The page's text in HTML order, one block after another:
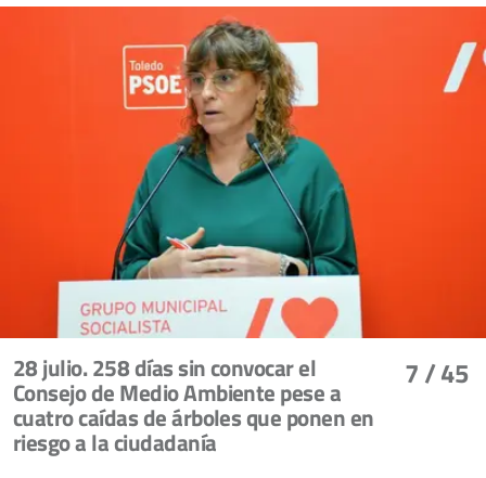
7/ 45
28 julio. 258 días sin convocar el
Consejo de Medio Ambiente pese a
cuatro caídas de árboles que ponen en
riesgo a la ciudadanía